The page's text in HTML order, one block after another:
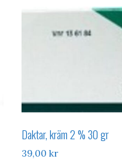
Daktar, kräm 2 % 30 gr
39,00kr